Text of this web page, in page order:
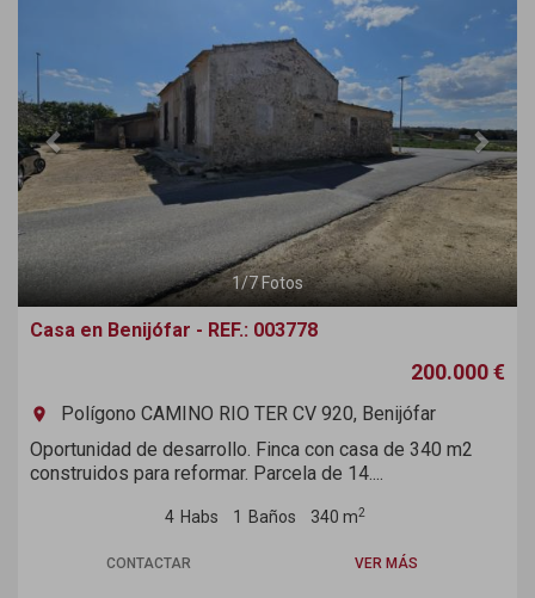
1/7Fotos
Casa en Benijófar - REF.: 003778
200.000 €
room
Polígono CAMINO RIO TER CV 920, Benijófar
Oportunidad de desarrollo. Finca con casa de 340 m2
construidos para reformar. Parcela de 14....
4 Habs 1 Baños 340 m2
CONTACTAR VER MÁS